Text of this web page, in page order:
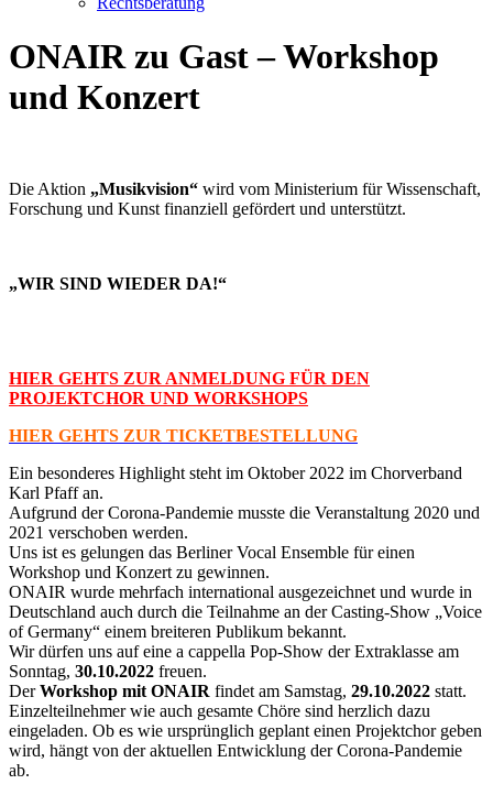
ONAIR zu Gast – Workshop
und Konzert
Die Aktion „Musikvision“ wird vom Ministerium für Wissenschaft,
Forschung und Kunst finanziell gefördert und unterstützt.
„WIR SIND WIEDER DA!“
HIER GEHTS ZUR ANMELDUNG FÜR DEN
PROJEKTCHOR UND WORKSHOPS
HIER GEHTS ZUR TICKETBESTELLUNG
Ein besonderes Highlight steht im Oktober 2022 im Chorverband
Karl Pfaff an.
Aufgrund der Corona-Pandemie musste die Veranstaltung 2020 und
2021 verschoben werden.
Uns ist es gelungen das Berliner Vocal Ensemble für einen
Workshop und Konzert zu gewinnen.
ONAIR wurde mehrfach international ausgezeichnet und wurde in
Deutschland auch durch die Teilnahme an der Casting-Show „Voice
of Germany“ einem breiteren Publikum bekannt.
Wir dürfen uns auf eine a cappella Pop-Show der Extraklasse am
Sonntag, 30.10.2022 freuen.
DerWorkshop mit ONAIR findet am Samstag, 29.10.2022 statt.
Einzelteilnehmer wie auch gesamte Chöre sind herzlich dazu
eingeladen. Ob es wie ursprünglich geplant einen Projektchor geben
wird, hängt von der aktuellen Entwicklung der Corona-Pandemie
ab.